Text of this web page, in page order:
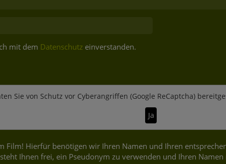
mit dem Datenschutz einverstanden.
Sie von Schutz vor Cyberangriffen (Google ReCaptcha)
Ja
Film! Hierfür benötigen wir Ihren Namen und Ihren
Ihnen frei, ein Pseudonym zu verwenden und Ihren